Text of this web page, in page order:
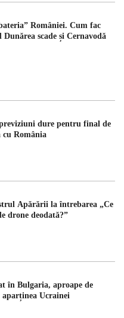
României. Cum fac
scade și Cernavodă
dure pentru final de
cu România
Apărării la întrebarea „Ce
drone deodată?”
în Bulgaria, aproape de
Ucrainei